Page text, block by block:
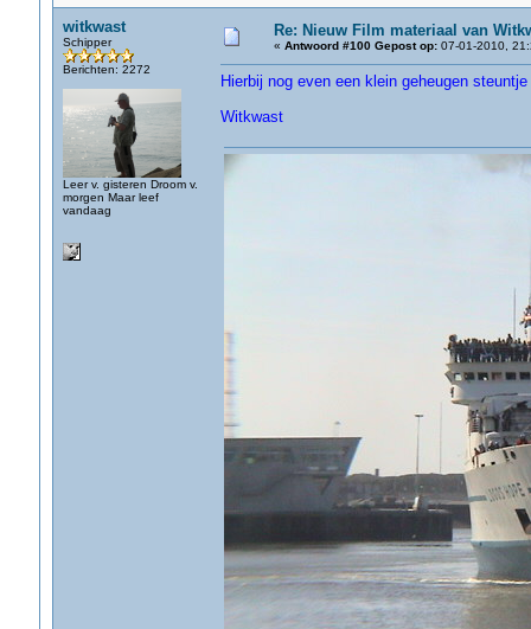
witkwast
Schipper
Berichten: 2272
Leer v. gisteren Droom v.
morgen Maar leef
vandaag
Re: Nieuw Film materiaal van
« Antwoord #100 Gepost op:07-01-2010,
Hierbij nog even een klein geheugen steuntje
Witkwast